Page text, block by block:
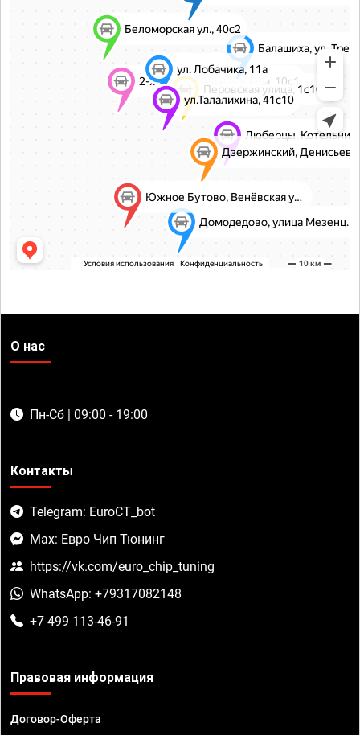
О нас
Пн-Сб | 09:00 - 19:00
Контакты
Telegram: EuroCT_bot
Max: Евро Чип Тюнинг
https://vk.com/euro_chip_tuning
WhatsApp: +79317082148
+7 499 113-46-91
Правовая информация
Договор-Оферта